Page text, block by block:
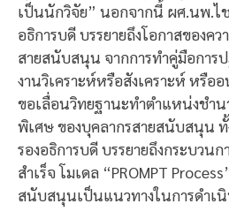
เป็นนักวิจัย” นอกจากนี้ ผศ.นพ.ไ
อธิการบดี บรรยายถึงโอกาสของค
สายสนับสนุน จากการทำคู่มือการ
งานวิเคราะห์หรือสังเคราะห์ หรื
ขอเลื่อนวิทยฐานะทำตำแหน่งชำ
พิเศษ ของบุคลากรสายสนับสนุน
รองอธิการบดี บรรยายถึงกระบวน
สำเร็จ โมเดล “PROMPT
สนับสนุนเป็นแนวทางในการดำเ